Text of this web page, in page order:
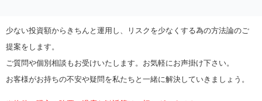
少ない投資額からきちんと運用し、リスクを少なくする為の方法論のご
提案をします。
ご質問や個別相談もお受けいたします。お気軽にお声掛け下さい。
お客様がお持ちの不安や疑問を私たちと一緒に解決していきましょう。